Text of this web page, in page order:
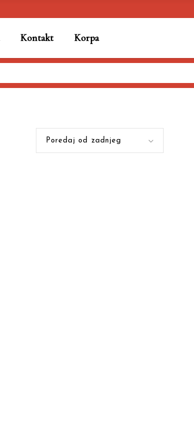
Kontakt Korpa
Poredaj od zadnjeg